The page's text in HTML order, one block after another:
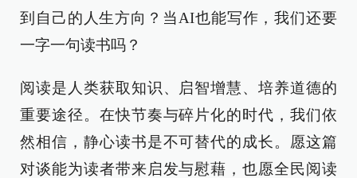
到自己的人生方向？当AI也能写作，我们还要
一字一句读书吗？
阅读是人类获取知识、启智增慧、培养道德的
重要途径。在快节奏与碎片化的时代，我们依
然相信，静心读书是不可替代的成长。愿这篇
对谈能为读者带来启发与慰藉，也愿全民阅读